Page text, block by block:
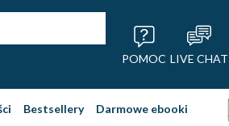
POMOC LIVE CHAT
Bestsellery Darmowe ebooki